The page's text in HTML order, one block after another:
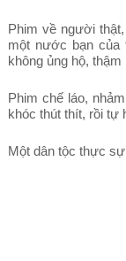
Phim về người
một nước bạn của
không ủng hộ,
Phim chế láo,
khóc thút thít, rồi tự
Một dân tộc thực